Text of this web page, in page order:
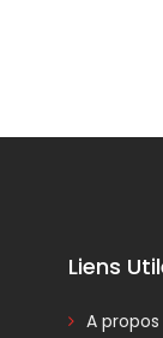
Liens
A propos